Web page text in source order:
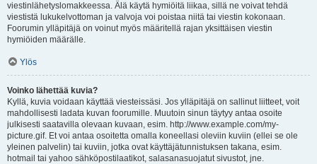
viestinlähetyslomakkeessa. Älä käytä hymiöitä liikaa, sillä ne voivat tehdä
viestistä lukukelvottoman ja valvoja voi poistaa niitä tai viestin kokonaan.
Foorumin ylläpitäjä on voinut myös määritellä rajan yksittäisen viestin
hymiöiden määrälle.
Ylös
Voinko lähettää kuvia?
Kyllä, kuvia voidaan käyttää viesteissäsi. Jos ylläpitäjä on sallinut liitteet, voit
mahdollisesti ladata kuvan foorumille. Muutoin sinun täytyy antaa osoite
julkisesti saatavilla olevaan kuvaan, esim. http://www.example.com/my-
picture.gif. Et voi antaa osoitetta omalla koneellasi oleviin kuviin (ellei se ole
yleinen palvelin) tai kuviin, jotka ovat käyttäjätunnistuksen takana, esim.
hotmail tai yahoo sähköpostilaatikot, salasanasuojatut sivustot, jne.